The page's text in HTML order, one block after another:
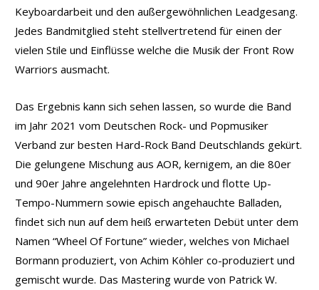
Keyboardarbeit und den außergewöhnlichen Leadgesang.
Jedes Bandmitglied steht stellvertretend für einen der
vielen Stile und Einflüsse welche die Musik der Front Row
Warriors ausmacht.
Das Ergebnis kann sich sehen lassen, so wurde die Band
im Jahr 2021 vom Deutschen Rock- und Popmusiker
Verband zur besten Hard-Rock Band Deutschlands gekürt.
Die gelungene Mischung aus AOR, kernigem, an die 80er
und 90er Jahre angelehnten Hardrock und flotte Up-
Tempo-Nummern sowie episch angehauchte Balladen,
findet sich nun auf dem heiß erwarteten Debüt unter dem
Namen “Wheel Of Fortune” wieder, welches von Michael
Bormann produziert, von Achim Köhler co-produziert und
gemischt wurde. Das Mastering wurde von Patrick W.